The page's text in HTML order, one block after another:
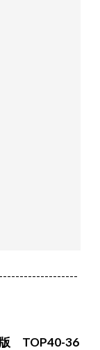
版 TOP40-36